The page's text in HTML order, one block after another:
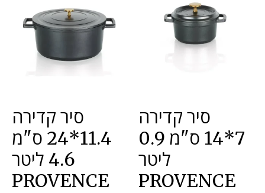
סיר קדירה
7*14 ס"מ 0.9
ליטר
PROVENCE
סיר קדירה
11.4*24 ס"מ
4.6 ליטר
PROVENCE